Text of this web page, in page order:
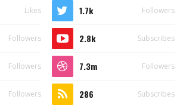
Likes 1.7k Followers
Followers 2.8k Subscribes
Followers 7.3m Followers
Followers 286 Subscribes